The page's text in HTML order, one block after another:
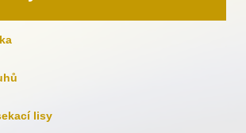
lisy